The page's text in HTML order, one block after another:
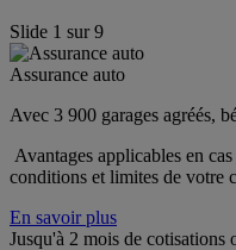
Slide 1 sur9
Assurance auto
Avec 3 900 garages agréés,
Avantages applicables en
conditions et limites de votre
En savoir plus
Jusqu'à 2 mois de cotisations